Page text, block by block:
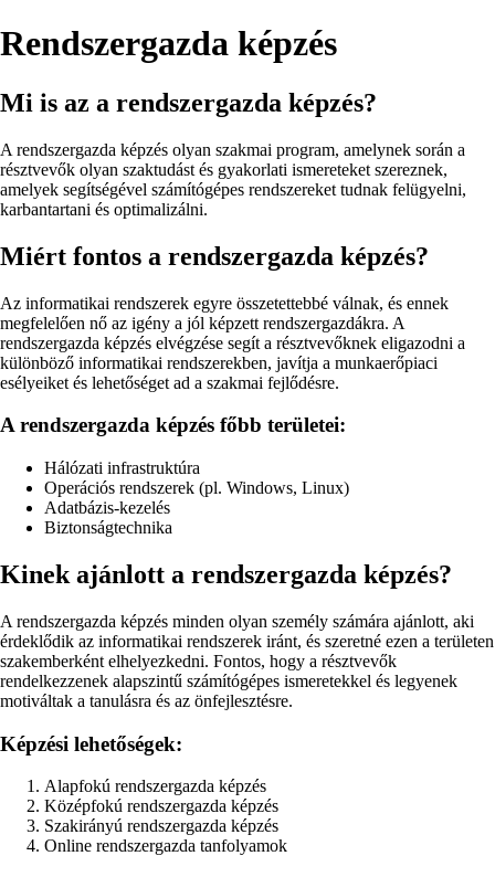
Rendszergazda képzés
Mi is az a rendszergazda képzés?
A rendszergazda képzés olyan szakmai program, amelynek során a
résztvevők olyan szaktudást és gyakorlati ismereteket szereznek,
amelyek segítségével számítógépes rendszereket tudnak felügyelni,
karbantartani és optimalizálni.
Miért fontos a rendszergazda képzés?
Az informatikai rendszerek egyre összetettebbé válnak, és ennek
megfelelően nő az igény a jól képzett rendszergazdákra. A
rendszergazda képzés elvégzése segít a résztvevőknek eligazodni a
különböző informatikai rendszerekben, javítja a munkaerőpiaci
esélyeiket és lehetőséget ad a szakmai fejlődésre.
A rendszergazda képzés főbb területei:
Hálózati infrastruktúra
Operációs rendszerek (pl. Windows, Linux)
Adatbázis-kezelés
Biztonságtechnika
Kinek ajánlott a rendszergazda képzés?
A rendszergazda képzés minden olyan személy számára ajánlott, aki
érdeklődik az informatikai rendszerek iránt, és szeretné ezen a területen
szakemberként elhelyezkedni. Fontos, hogy a résztvevők
rendelkezzenek alapszintű számítógépes ismeretekkel és legyenek
motiváltak a tanulásra és az önfejlesztésre.
Képzési lehetőségek:
Alapfokú rendszergazda képzés
Középfokú rendszergazda képzés
Szakirányú rendszergazda képzés
Online rendszergazda tanfolyamok